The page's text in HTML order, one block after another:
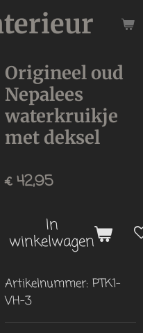
Origineel oud
Nepalees
waterkruikje
met deksel
€ 42,95
In
winkelwagen
Artikelnummer: PTK1-
VH-3